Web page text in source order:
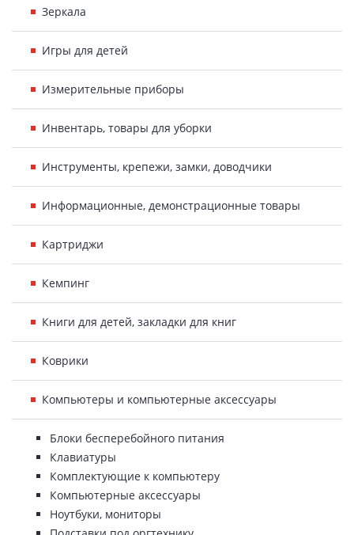
Зеркала
Игры для детей
Измерительные приборы
Инвентарь, товары для уборки
Инструменты, крепежи, замки, доводчики
Информационные, демонстрационные товары
Картриджи
Кемпинг
Книги для детей, закладки для книг
Коврики
Компьютеры и компьютерные аксессуары
Блоки бесперебойного питания
Клавиатуры
Комплектующие к компьютеру
Компьютерные аксессуары
Ноутбуки, мониторы